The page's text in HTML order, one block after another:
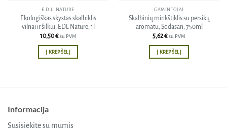
E.D.L. NATURE
Ekologiškas skystas skalbiklis
vilnai ir šilkui, EDL Nature, 1l
10,50€ su PVM
Į KREPŠELĮ
GAMINTOJAI
Skalbinių minkštiklis su persikų
aromatu, Sodasan, 750ml
5,62€su PVM
Į KREPŠELĮ
Informacija
Susisiekite su mumis